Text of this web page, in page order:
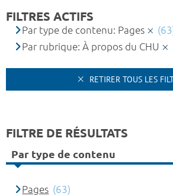
FILTRES ACTIFS
Par type de contenu: Pages
Par rubrique: À propos du CHU
RETIRER TOUS LES
FILTRE DE RÉSULTATS
Par type de contenu
Pages (63)